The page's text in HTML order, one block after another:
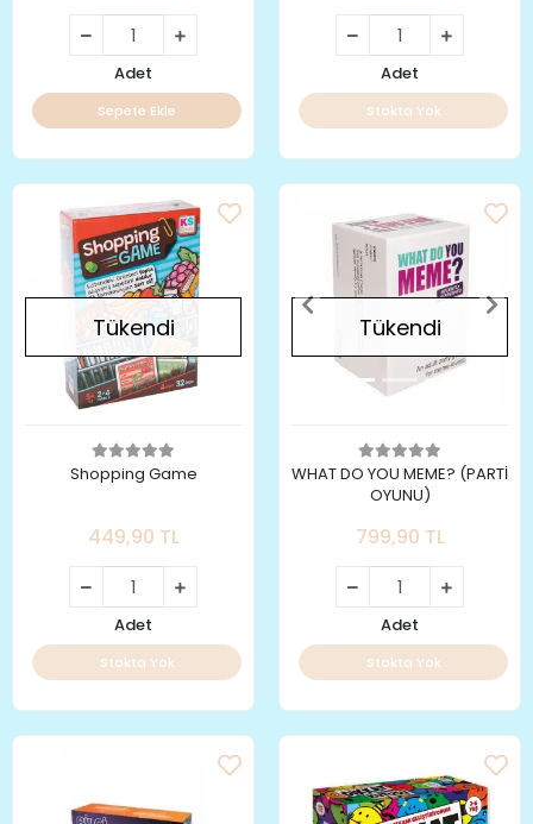
Adet
Sepete Ekle
Adet
Stokta Yok
Tükendi
Shopping Game
449,90 TL
Adet
Stokta Yok
Tükendi
WHAT DO YOU MEME? (PARTİ
OYUNU)
799,90 TL
Adet
Stokta Yok